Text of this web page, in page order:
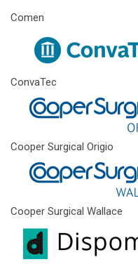
Comen
ConvaTec
Cooper Surgical Origio
Cooper Surgical Wallace